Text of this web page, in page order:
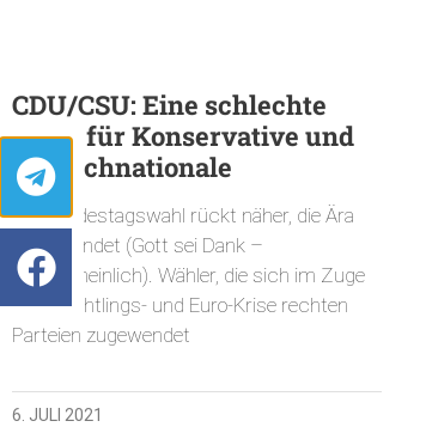
CDU/CSU: Eine schlechte
Wahl für Konservative und
Deutschnationale
Die Bundestagswahl rückt näher, die Ära
Merkel endet (Gott sei Dank –
wahrscheinlich). Wähler, die sich im Zuge
von Flüchtlings- und Euro-Krise rechten
Parteien zugewendet
6. JULI 2021